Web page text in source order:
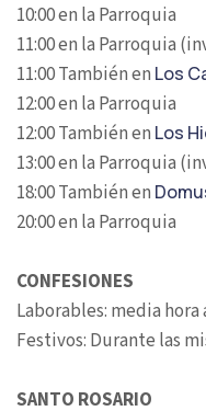
10:00 en la Parroquia
11:00 en la Parroquia
11:00 También en Los
12:00 en la Parroquia
12:00 También en Los
13:00 en la Parroquia
18:00 También en
20:00 en la Parroquia
CONFESIONES
Laborables: media hora
Festivos: Durante las
SANTO ROSARIO